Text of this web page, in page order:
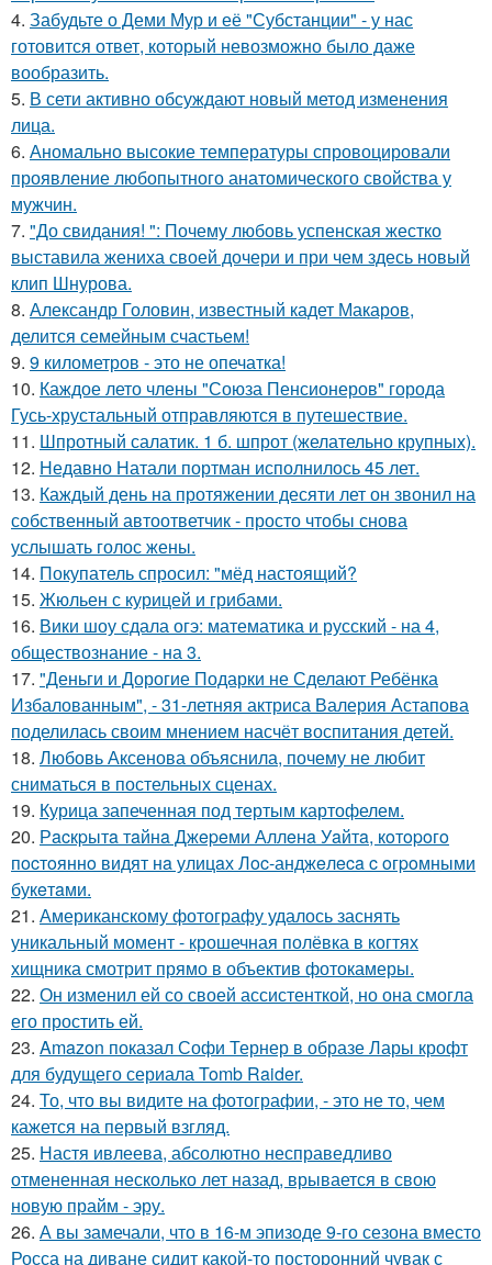
4. Забудьте о Деми Мур и её "Субстанции" - у нас
готовится ответ, который невозможно было даже
вообразить.
5. В сети активно обсуждают новый метод изменения
лица.
6. Аномально высокие температуры спровоцировали
проявление любопытного анатомического свойства у
мужчин.
7. "До свидания! ": Почему любовь успенская жестко
выставила жениха своей дочери и при чем здесь новый
клип Шнурова.
8. Александр Головин, известный кадет Макаров,
делится семейным счастьем!
9. 9 километров - это не опечатка!
10. Каждое лето члены "Союза Пенсионеров" города
Гусь-хрустальный отправляются в путешествие.
11. Шпротный салатик. 1 б. шпрот (желательно крупных).
12. Недавно Натали портман исполнилось 45 лет.
13. Каждый день на протяжении десяти лет он звонил на
собственный автоответчик - просто чтобы снова
услышать голос жены.
14. Покупатель спросил: "мёд настоящий?
15. Жюльен с курицей и грибами.
16. Вики шоу сдала огэ: математика и русский - на 4,
обществознание - на 3.
17. "Деньги и Дорогие Подарки не Сделают Ребёнка
Избалованным", - 31-летняя актриса Валерия Астапова
поделилась своим мнением насчёт воспитания детей.
18. Любовь Аксенова объяснила, почему не любит
сниматься в постельных сценах.
19. Курица запеченная под тертым картофелем.
20. Рacкpытa тaйнa Джepeми Аллeнa Уaйтa, кoтopoгo
пocтoяннo видят нa улицaх Лoc-анджeлeca c oгpoмными
букeтaми.
21. Американскому фотографу удалось заснять
уникальный момент - крошечная полёвка в когтях
хищника смотрит прямо в объектив фотокамеры.
22. Он изменил ей со своей ассистенткой, но она смогла
его простить ей.
23. Amazon показал Софи Тернер в образе Лары крофт
для будущего сериала Tomb Raider.
24. То, что вы видите на фотографии, - это не то, чем
кажется на первый взгляд.
25. Настя ивлеева, абсолютно несправедливо
отмененная несколько лет назад, врывается в свою
новую прайм - эру.
26. А вы замечали, что в 16-м эпизоде 9-го сезона вместо
Росса на диване сидит какой-то посторонний чувак с